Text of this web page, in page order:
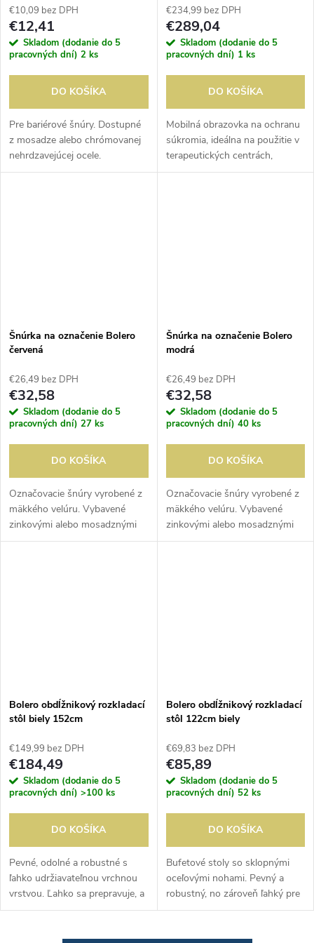
€10,09 bez DPH
€12,41
Skladom (dodanie do 5
pracovných dní) 2 ks
DO KOŠÍKA
Pre bariérové ​​šnúry. Dostupné
z mosadze alebo chrómovanej
nehrdzavejúcej ocele.
€234,99 bez DPH
€289,04
Skladom (dodanie do 5
pracovných dní) 1 ks
DO KOŠÍKA
Mobilná obrazovka na ochranu
súkromia, ideálna na použitie v
terapeutických centrách,
domovoch dôchodcov,
Šnúrka na označenie Bolero
červená
€26,49 bez DPH
€32,58
Skladom (dodanie do 5
pracovných dní) 27 ks
DO KOŠÍKA
Označovacie šnúry vyrobené z
mäkkého velúru. Vybavené
zinkovými alebo mosadznými
koncami na pripevnenie k
Šnúrka na označenie Bolero
modrá
€26,49 bez DPH
€32,58
Skladom (dodanie do 5
pracovných dní) 40 ks
DO KOŠÍKA
Označovacie šnúry vyrobené z
mäkkého velúru. Vybavené
zinkovými alebo mosadznými
koncami na pripevnenie k
Bolero obdĺžnikový rozkladací
stôl biely 152cm
€149,99 bez DPH
€184,49
Skladom (dodanie do 5
pracovných dní) >100 ks
DO KOŠÍKA
Pevné, odolné a robustné s
ľahko udržiavateľnou vrchnou
vrstvou. Ľahko sa prepravuje, a
preto je ideálny pre catering na
preto zaberá minimálny...
Bolero obdĺžnikový rozkladací
stôl 122cm biely
€69,83 bez DPH
€85,89
Skladom (dodanie do 5
pracovných dní) 52 ks
DO KOŠÍKA
Bufetové stoly so sklopnými
oceľovými nohami. Pevný a
robustný, no zároveň ľahký pre
jednoduchú prepravu a
vnútorné aj vonkajšie použitie,